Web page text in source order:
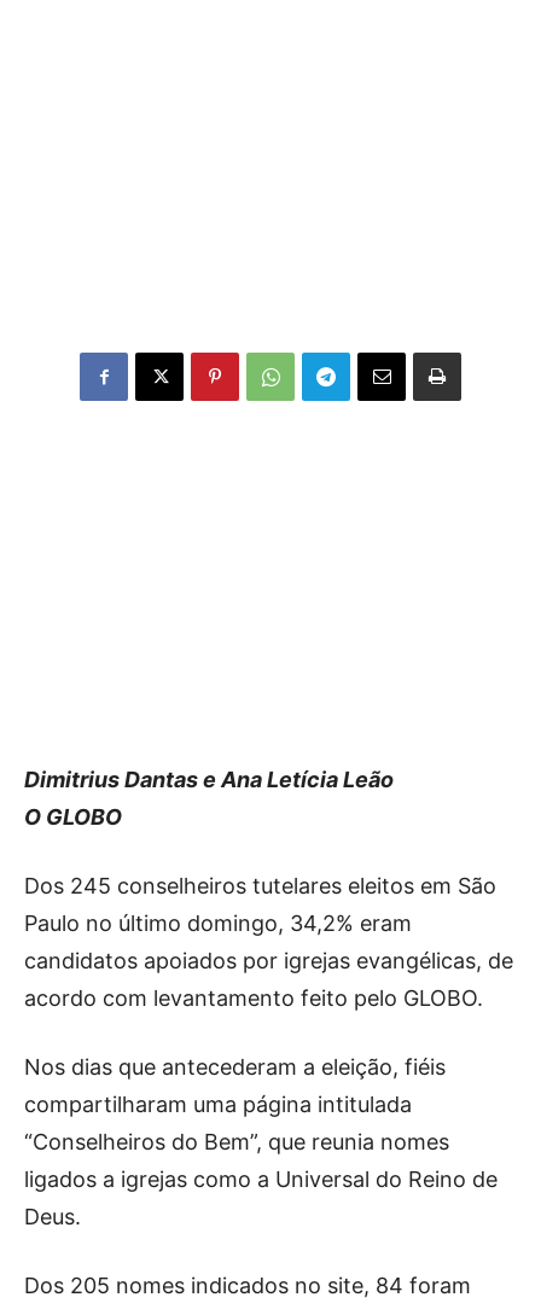
Dimitrius Dantas e Ana Letícia Leão
O GLOBO
Dos 245 conselheiros tutelares eleitos em São
Paulo no último domingo, 34,2% eram
candidatos apoiados por igrejas evangélicas, de
acordo com levantamento feito pelo GLOBO.
Nos dias que antecederam a eleição, fiéis
compartilharam uma página intitulada
“Conselheiros do Bem”, que reunia nomes
ligados a igrejas como a Universal do Reino de
Deus.
Dos 205 nomes indicados no site, 84 foram